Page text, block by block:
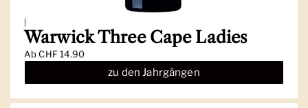
Warwick Three Cape Ladies
AbCHF 14.90
zu den Jahrgängen